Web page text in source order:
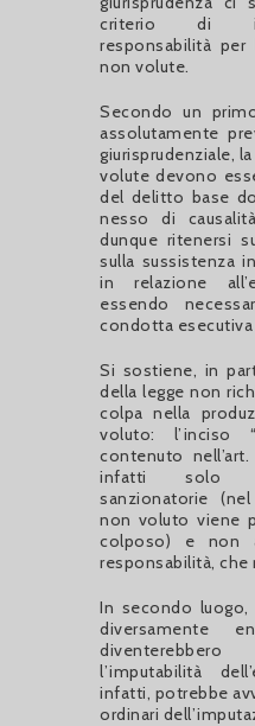
criterio di
responsabilità
non volute.
Secondo un
assolutamente
giurisprudenziale,
volute devono
del delitto base
nesso di
dunque ritenersi
sulla sussistenza
in relazione
essendo
condotta
Si sostiene, in
della legge non
colpa nella
voluto: l’inciso
contenuto
infatti solo
sanzionatorie
non voluto viene
colposo) e non
responsabilità, che
In secondo
diversamente
l’imputabilità
infatti, potrebbe
ordinari